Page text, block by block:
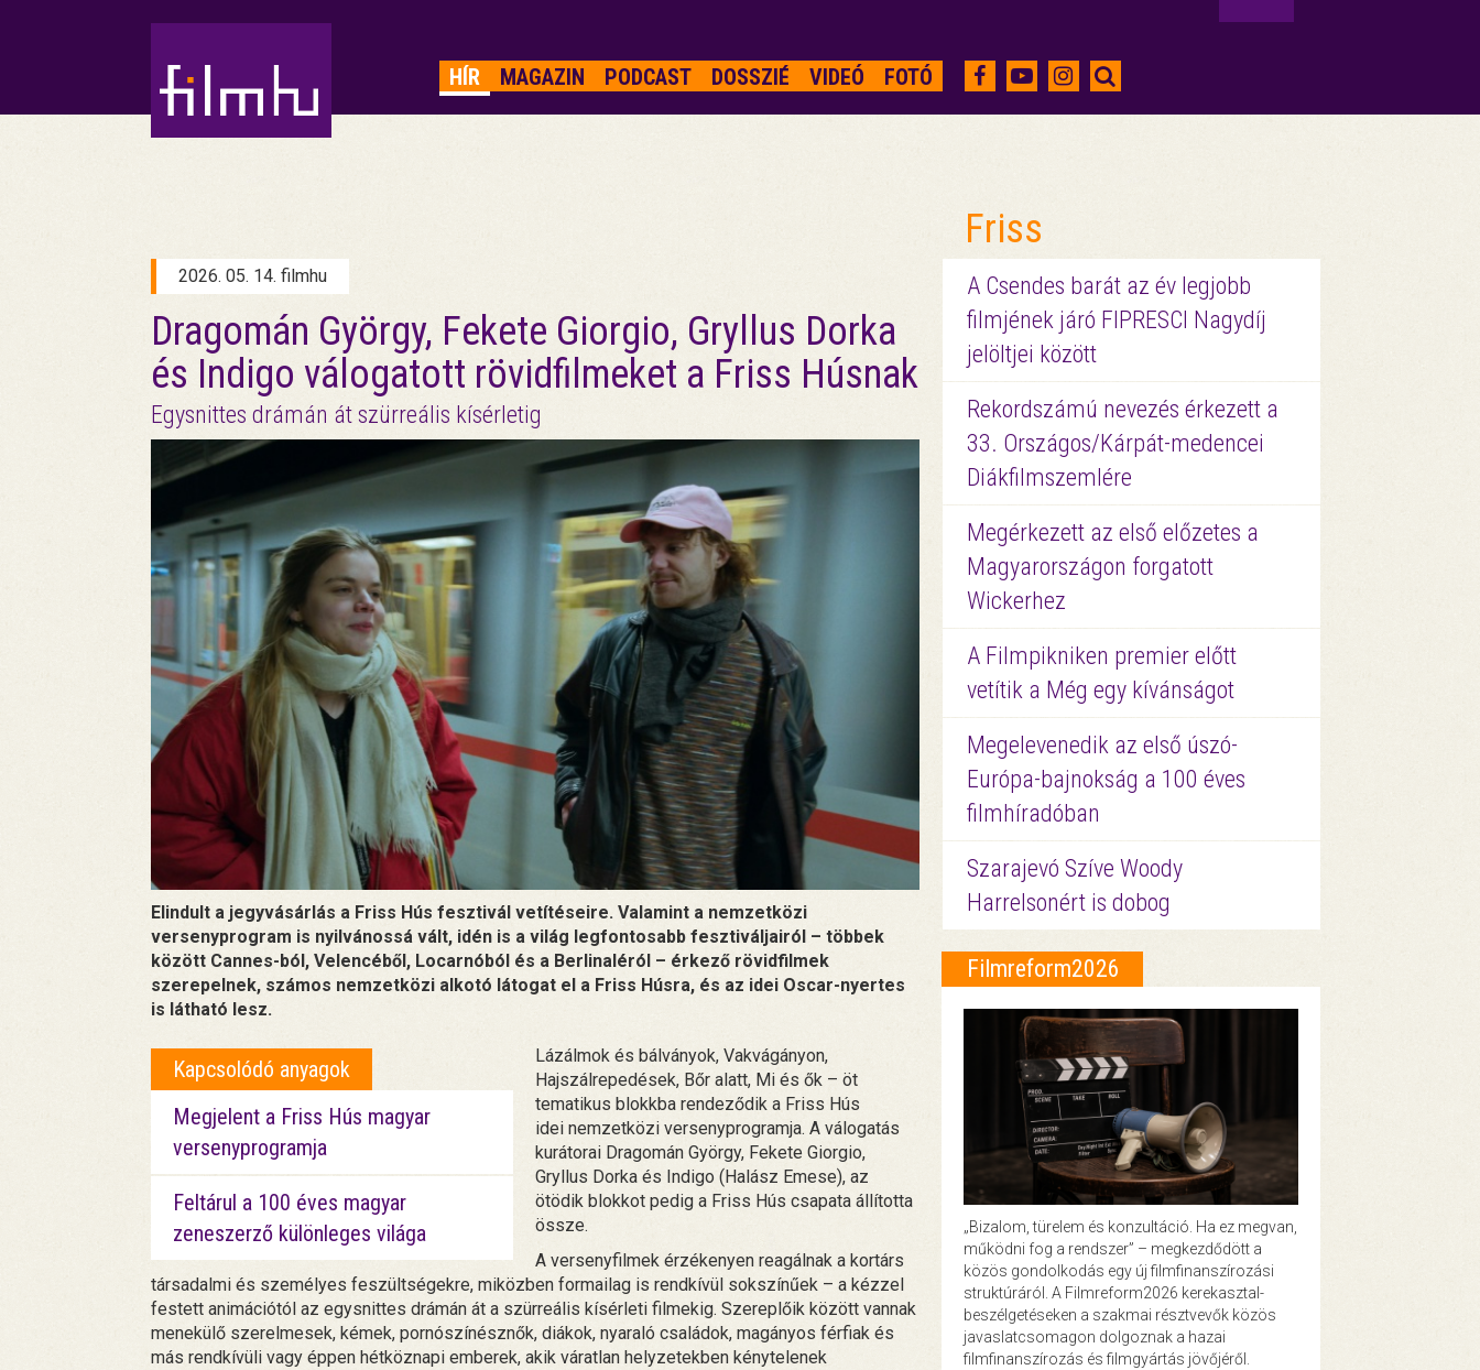
HÍR MAGAZIN PODCAST DOSSZIÉ VIDEÓ FOTÓ
2026. 05. 14. filmhu
Dragomán György, Fekete Giorgio, Gryllus Dorka
és Indigo válogatott rövidfilmeket a Friss Húsnak
Egysnittes drámán át szürreális kísérletig
Elindult a jegyvásárlás a Friss Hús fesztivál vetítéseire. Valamint a nemzetközi
versenyprogram is nyilvánossá vált, idén is a világ legfontosabb fesztiváljairól – többek
között Cannes-ból, Velencéből, Locarnóból és a Berlinaléról – érkező rövidfilmek
szerepelnek, számos nemzetközi alkotó látogat el a Friss Húsra, és az idei Oscar-nyertes
is látható lesz.
Kapcsolódó anyagok
Megjelent a Friss Hús magyar
versenyprogramja
Feltárul a 100 éves magyar
zeneszerző különleges világa
Lázálmok és bálványok, Vakvágányon,
Hajszálrepedések, Bőr alatt, Mi és ők – öt
tematikus blokkba rendeződik a Friss Hús
idei nemzetközi versenyprogramja. A válogatás
kurátorai Dragomán György, Fekete Giorgio,
Gryllus Dorka és Indigo (Halász Emese), az
ötödik blokkot pedig a Friss Hús csapata állította
össze.
A versenyfilmek érzékenyen reagálnak a kortárs
társadalmi és személyes feszültségekre, miközben formailag is rendkívül sokszínűek – a kézzel
festett animációtól az egysnittes drámán át a szürreális kísérleti filmekig. Szereplőik között vannak
menekülő szerelmesek, kémek, pornószínésznők, diákok, nyaraló családok, magányos férfiak és
más rendkívüli vagy éppen hétköznapi emberek, akik váratlan helyzetekben kénytelenek
Friss
A Csendes barát az év legjobb
filmjének járó FIPRESCI Nagydíj
jelöltjei között
Rekordszámú nevezés érkezett a
33. Országos/Kárpát-medencei
Diákfilmszemlére
Megérkezett az első előzetes a
Magyarországon forgatott
Wickerhez
A Filmpikniken premier előtt
vetítik a Még egy kívánságot
Megelevenedik az első úszó-
Európa-bajnokság a 100 éves
filmhíradóban
Szarajevó Szíve Woody
Harrelsonért is dobog
Filmreform2026
„Bizalom, türelem és konzultáció. Ha ez megvan,
működni fog a rendszer” – megkezdődött a
közös gondolkodás egy új filmfinanszírozási
struktúráról. A Filmreform2026 kerekasztal-
beszélgetéseken a szakmai résztvevők közös
javaslatcsomagon dolgoznak a hazai
filmfinanszírozás és filmgyártás jövőjéről.